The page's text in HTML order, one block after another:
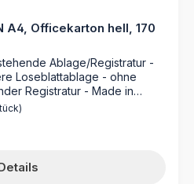
A4, Officekarton hell, 170
Ablage/Registratur -
Loseblattablage - ohne
Registratur - Made in
Partner für die perfekte
Hergestellt aus
Langlebigkeit, sondern
Mit einer Kapazität